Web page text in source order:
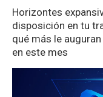
Horizontes
disposición en tu
qué más le
en este mes